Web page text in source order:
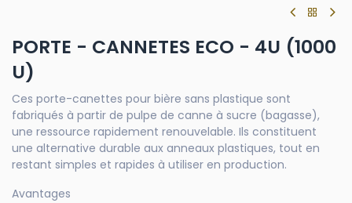
PORTE - CANNETES ECO - 4U (1000
U)
Ces porte-canettes pour bière sans plastique sont
fabriqués à partir de pulpe de canne à sucre (bagasse),
une ressource rapidement renouvelable. Ils constituent
une alternative durable aux anneaux plastiques, tout en
restant simples et rapides à utiliser en production.
Avantages